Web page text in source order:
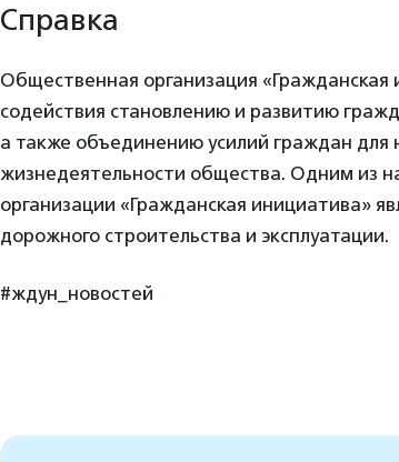
Справка
Общественная организация «Гражданская
содействия становлению и развитию
а также объединению усилий граждан
жизнедеятельности общества. Одним из
организации «Гражданская инициатива»
дорожного строительства и эксплуатации.
#ждун_новостей